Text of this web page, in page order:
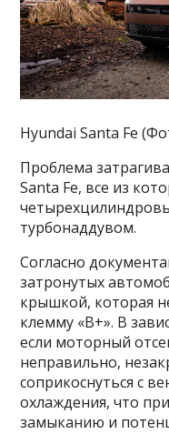
Hyundai Santa Fe
Проблема
Santa Fe, все из
турбонаддувом.
Согласно
затронутых
крышкой, которая
клемму «B+». В
если моторный
неправильно,
соприкоснуться с
охлаждения, что
замыканию и